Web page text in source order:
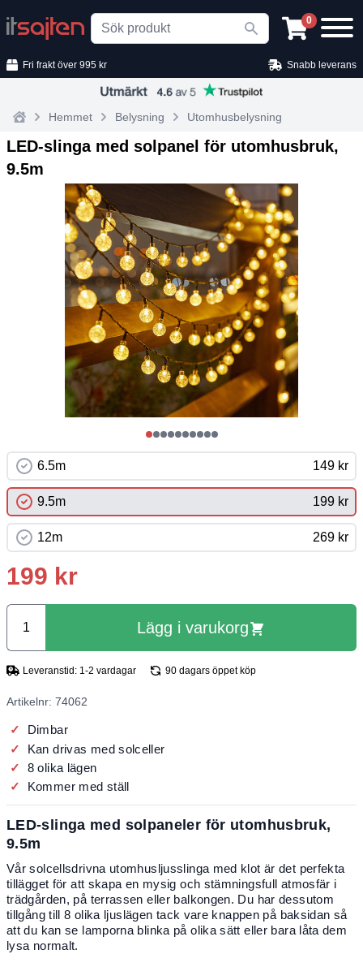
Search 0
Fri frakt över 995 kr Snabb leverans
Hemmet Belysning Utomhusbelysning
LED‑slinga med solpanel för utomhusbruk,
9.5m
6.5m 149 kr
9.5m 199 kr
12m 269 kr
199 kr
Lägg i varukorg
Leveranstid: 1-2 vardagar 90 dagars öppet köp
Artikelnr: 74062
Dimbar
Kan drivas med solceller
8 olika lägen
Kommer med ställ
LED-slinga med solpaneler för utomhusbruk,
9.5m
Vår solcellsdrivna utomhusljusslinga med klot är det perfekta
tillägget för att skapa en mysig och stämningsfull atmosfär i
trädgården, på terrassen eller balkongen. Du har dessutom
tillgång till 8 olika ljuslägen tack vare knappen på baksidan så
att du kan se lamporna blinka på olika sätt eller bara låta dem
lysa normalt.